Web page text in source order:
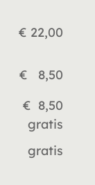
€ 22,00
€ 8,50
€ 8,50
gratis
gratis